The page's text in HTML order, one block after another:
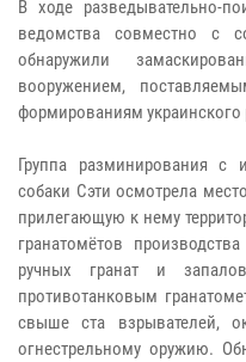
В ходе разведывательно-
ведомства совместно с
обнаружили
вооружением,
формированиям
Группа разминирования с
собаки Сэти осмотрела
прилегающую к нему
гранатомётов
ручных гранат и
противотанковым
свыше ста взрывателей,
огнестрельному оружию.